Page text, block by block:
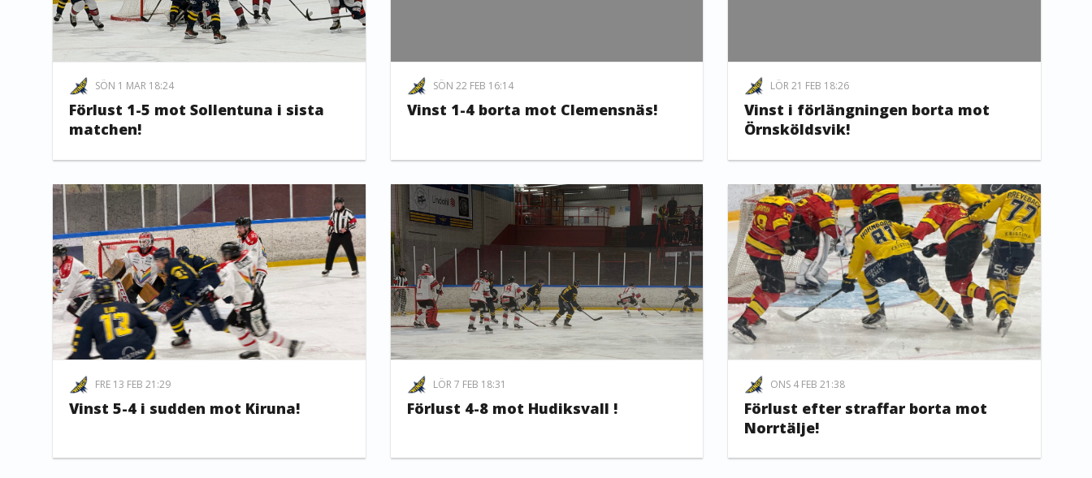
SÖN 1 MAR 18:24
Förlust 1-5 mot Sollentuna i sista
matchen!
SÖN 22 FEB 16:14
Vinst 1-4 borta mot Clemensnäs!
LÖR 21 FEB 18:26
Vinst i förlängningen borta mot
Örnsköldsvik!
FRE 13 FEB 21:29
Vinst 5-4 i sudden mot Kiruna!
LÖR 7 FEB 18:31
Förlust 4-8 mot Hudiksvall !
ONS 4 FEB 21:38
Förlust efter straffar borta mot
Norrtälje!